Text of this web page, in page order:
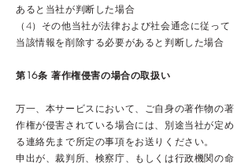
あると当社が判断した場合
（4）その他当社が法律および社会通念に従って
当該情報を削除する必要があると判断した場合
第16条 著作権侵害の場合の取扱い
万一、本サービスにおいて、ご自身の著作物の著
作権が侵害されている場合には、別途当社が定め
る連絡先まで所定の事項をお送りください。
申出が、裁判所、検察庁、もしくは行政機関の命